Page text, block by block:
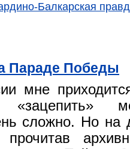
Балкарская
Параде Победы
мне
сложно. Но на